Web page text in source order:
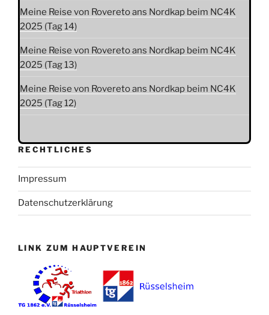
Meine Reise von Rovereto ans Nordkap beim NC4K
2025 (Tag 14)
Meine Reise von Rovereto ans Nordkap beim NC4K
2025 (Tag 13)
Meine Reise von Rovereto ans Nordkap beim NC4K
2025 (Tag 12)
RECHTLICHES
Impressum
Datenschutzerklärung
LINK ZUM HAUPTVEREIN